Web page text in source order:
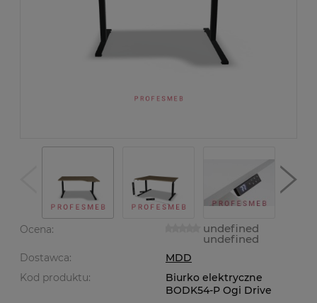
Ocena: undefined
undefined
Dostawca:
MDD
Kod produktu:
Biurko elektryczne
BODK54-P Ogi Drive